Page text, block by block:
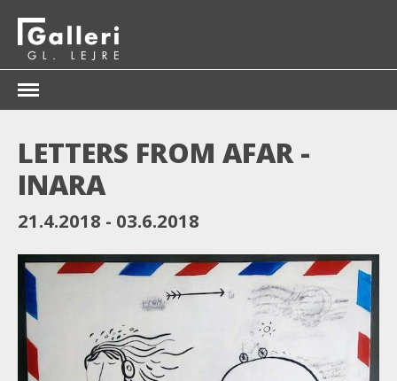
UDSTILLINGER
SHOP
KONTAKT
LETTERS FROM AFAR -
INARA
21.4.2018 03.6.2018